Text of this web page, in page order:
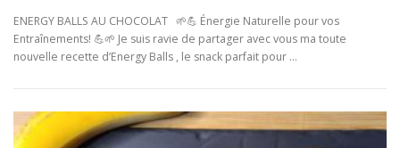
ENERGY BALLS AU CHOCOLAT 🌱💪 Énergie Naturelle pour vos
Entraînements! 💪🌱 Je suis ravie de partager avec vous ma toute
nouvelle recette d’Energy Balls , le snack parfait pour …